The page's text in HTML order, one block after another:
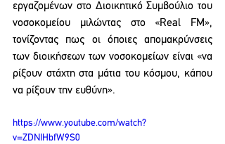
εργαζομένων στο Διοικητικό Συμβούλιο του
νοσοκομείου μιλώντας στο «Real FM»,
τονίζοντας πως οι όποιες απομακρύνσεις
των διοικήσεων των νοσοκομείων είναι «να
ρίξουν στάχτη στα μάτια του κόσμου, κάπου
να ρίξουν την ευθύνη».
https://www.youtube.com/watch?
v=ZDNIHbfW9S0